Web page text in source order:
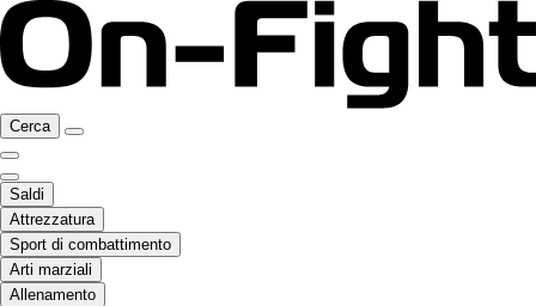
Cerca
Saldi
Attrezzatura
Sport di combattimento
Arti marziali
Allenamento